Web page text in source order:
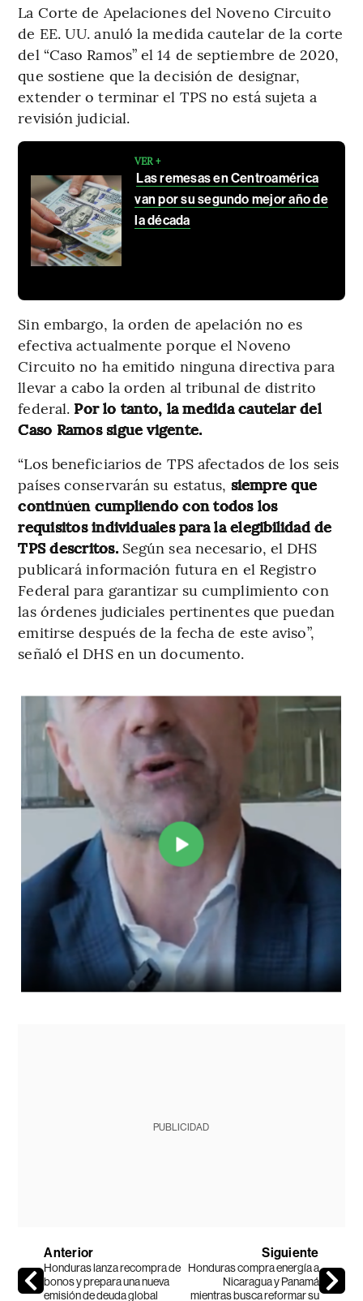
La Corte de Apelaciones del Noveno Circuito
de EE. UU. anuló la medida cautelar de la corte
del “Caso Ramos” el 14 de septiembre de 2020,
que sostiene que la decisión de designar,
extender o terminar el TPS no está sujeta a
revisión judicial.
VER +
Las remesas en Centroamérica
van por su segundo mejor año de
la década
Sin embargo, la orden de apelación no es
efectiva actualmente porque el Noveno
Circuito no ha emitido ninguna directiva para
llevar a cabo la orden al tribunal de distrito
federal. Por lo tanto, la medida cautelar del
Caso Ramos sigue vigente.
“Los beneficiarios de TPS afectados de los seis
países conservarán su estatus, siempre que
continúen cumpliendo con todos los
requisitos individuales para la elegibilidad de
TPS descritos.Según sea necesario, el DHS
publicará información futura en el Registro
Federal para garantizar su cumplimiento con
las órdenes judiciales pertinentes que puedan
emitirse después de la fecha de este aviso”,
señaló el DHS en un documento.
PUBLICIDAD
Anterior
Honduras lanza recompra de
bonos y prepara una nueva
emisión de deuda global
Siguiente
Honduras compra energía a
Nicaragua y Panamá
mientras busca reformar su